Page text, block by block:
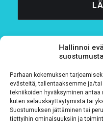
Hallinnoi
suostumusta
Parhaan kokemuksen
evästeitä, tallentaaksemme ja/
tekniikoiden hyväksyminen
kuten selauskäyttäytymistä tai
Suostumuksen jättäminen tai
tiettyihin ominaisuuksiin ja